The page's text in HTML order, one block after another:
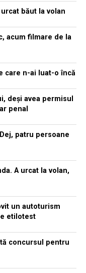
băut la volan
acum filmare de la
care n-ai luat-o încă
deși avea permisul
penal
patru persoane
A urcat la volan,
un autoturism
etilotest
concursul pentru